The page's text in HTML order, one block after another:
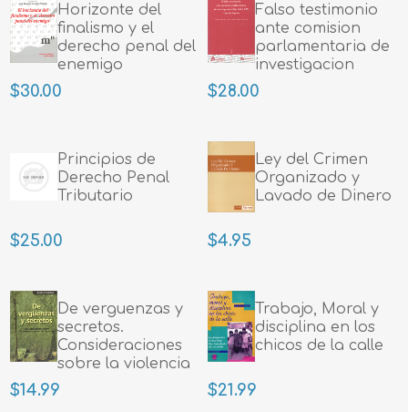
Horizonte del
finalismo y el
derecho penal del
enemigo
$30.00
Falso testimonio
ante comision
parlamentaria de
investigacion
(Art.502.3 CP) Tipo
de injusto
$28.00
Principios de
Derecho Penal
Tributario
$25.00
Ley del Crimen
Organizado y
Lavado de Dinero
$4.95
De verguenzas y
secretos.
Consideraciones
sobre la violencia
sexual en la
$14.99
Trabajo, Moral y
disciplina en los
chicos de la calle
$21.99